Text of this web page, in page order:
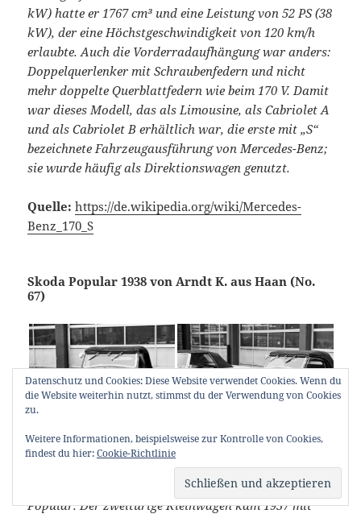
kW) hatte er 1767 cm³ und eine Leistung von 52 PS (38
kW), der eine Höchstgeschwindigkeit von 120 km/h
erlaubte. Auch die Vorderradaufhängung war anders:
Doppelquerlenker mit Schraubenfedern und nicht
mehr doppelte Querblattfedern wie beim 170 V. Damit
war dieses Modell, das als Limousine, als Cabriolet A
und als Cabriolet B erhältlich war, die erste mit „S“
bezeichnete Fahrzeugausführung von Mercedes-Benz;
sie wurde häufig als Direktionswagen genutzt.
Quelle: https://de.wikipedia.org/wiki/Mercedes-
Benz_170_S
Skoda Popular 1938 von Arndt K. aus Haan (No.
67)
Der Škoda Popular war der Nachfolger des Škoda 420
Popular. Der zweitürige Kleinwagen kam 1937 mit
Datenschutz und Cookies: Diese Website verwendet Cookies. Wenn du
die Website weiterhin nutzt, stimmst du der Verwendung von Cookies
zu.
Weitere Informationen, beispielsweise zur Kontrolle von Cookies,
findest du hier:Cookie-Richtlinie